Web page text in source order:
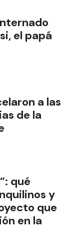
el papá
a las
de la
qué
y
que
en la